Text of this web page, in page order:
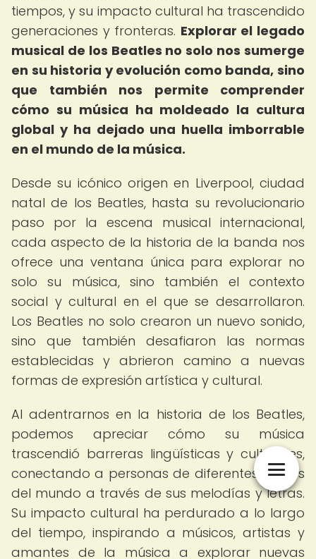
tiempos, y su impacto cultural ha trascendido
generaciones y fronteras. Explorar el legado
musical de los Beatles no solo nos sumerge
en su historia y evolución como banda, sino
que también nos permite comprender
cómo su música ha moldeado la cultura
global y ha dejado una huella imborrable
en el mundo de la música.
Desde su icónico origen en Liverpool, ciudad
natal de los Beatles, hasta su revolucionario
paso por la escena musical internacional,
cada aspecto de la historia de la banda nos
ofrece una ventana única para explorar no
solo su música, sino también el contexto
social y cultural en el que se desarrollaron.
Los Beatles no solo crearon un nuevo sonido,
sino que también desafiaron las normas
establecidas y abrieron camino a nuevas
formas de expresión artística y cultural.
Al adentrarnos en la historia de los Beatles,
podemos apreciar cómo su música
trascendió barreras lingüísticas y culturales,
conectando a personas de diferentes partes
del mundo a través de sus melodías y letras.
Su impacto cultural ha perdurado a lo largo
del tiempo, inspirando a músicos, artistas y
amantes de la música a explorar nuevas